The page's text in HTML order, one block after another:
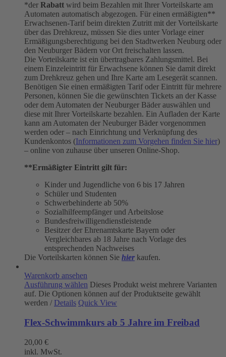
*der Rabatt wird beim Bezahlen mit Ihrer Vorteilskarte am
Automaten automatisch abgezogen. Für einen ermäßigten**
Erwachsenen-Tarif beim direkten Zutritt mit der Vorteilskarte
über das Drehkreuz, müssen Sie dies unter Vorlage einer
Ermäßigungsberechtigung bei den Stadtwerken Neuburg oder
den Neuburger Bädern vor Ort freischalten lassen.
Die Vorteilskarte ist ein übertragbares Zahlungsmittel. Bei
einem Einzeleintritt für Erwachsene können Sie damit direkt
zum Drehkreuz gehen und Ihre Karte am Lesegerät scannen.
Benötigen Sie einen ermäßigten Tarif oder Eintritt für mehrere
Personen, können Sie die gewünschten Tickets an der Kasse
oder dem Automaten der Neuburger Bäder auswählen und
diese mit Ihrer Vorteilskarte bezahlen. Ein Aufladen der Karte
kann am Automaten der Neuburger Bäder vorgenommen
werden oder – nach Einrichtung und Verknüpfung des
Kundenkontos (Informationen zum Vorgehen finden Sie hier)
– online von zuhause über unseren Online-Shop.
**Ermäßigter Eintritt gilt für:
Kinder und Jugendliche von 6 bis 17 Jahren
Schüler und Studenten
Schwerbehinderte ab 50%
Sozialhilfeempfänger und Arbeitslose
Bundesfreiwilligendienstleistende
Besitzer der Ehrenamtskarte Bayern oder
Vergleichbares ab 18 Jahre nach Vorlage des
entsprechenden Nachweises
Die Vorteilskarten können Sie hier kaufen.
Warenkorb ansehen
Ausführung wählen Dieses Produkt weist mehrere Varianten
auf. Die Optionen können auf der Produktseite gewählt
werden / Details Quick View
Flex-Schwimmkurs ab 5 Jahre im Freibad
20,00 €
inkl. MwSt.